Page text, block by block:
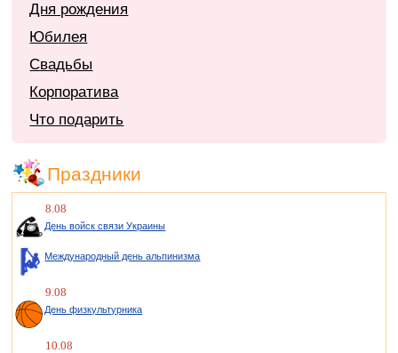
Дня рождения
Юбилея
Свадьбы
Корпоратива
Что подарить
Праздники
8.08
День войск связи Украины
Международный день альпинизма
9.08
День физкультурника
10.08